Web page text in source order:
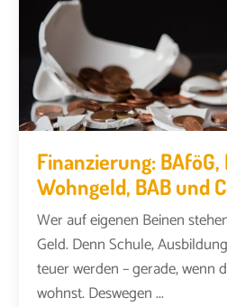
Finanzierung:
Wohngeld, BAB und
Wer auf eigenen Beinen
Geld. Denn Schule,
teuer werden – gerade, wenn
wohnst. Deswegen ...